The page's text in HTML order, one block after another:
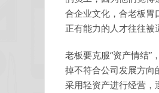
合企业文化，合老板胃
正有能力的人才往往被
老板要克服“资产情结”
掉不符合公司发展方向
采用轻资产进行经营，